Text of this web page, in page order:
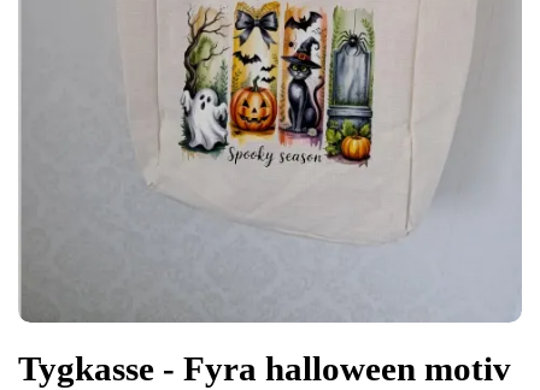
Tygkasse - Fyra halloween motiv